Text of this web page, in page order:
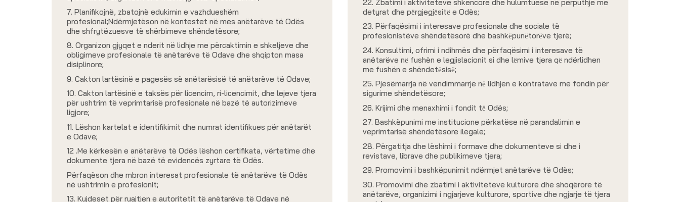
7. Planifikojnë, zbatojnë edukimin e vazhdueshëm
profesional;Ndërmjetëson në kontestet në mes anëtarëve të Odës
dhe shfrytëzuesve të shërbimeve shëndetësore;
8. Organizon gjyqet e nderit në lidhje me përcaktimin e shkeljeve dhe
obligimeve profesionale të anëtarëve të Odave dhe shqipton masa
disiplinore;
9. Cakton lartësinë e pagesës së anëtarësisë të anëtarëve të Odave;
10. Cakton lartësinë e taksës për licencim, ri-licencimit, dhe lejeve tjera
për ushtrim të veprimtarisë profesionale në bazë të autorizimeve
ligjore;
11. Lëshon kartelat e identifikimit dhe numrat identifikues për anëtarët
e Odave;
12 .Me kërkesën e anëtarëve të Odës lëshon certifikata, vërtetime dhe
dokumente tjera në bazë të evidencës zyrtare të Odës.
Përfaqëson dhe mbron interesat profesionale të anëtarëve të Odës
në ushtrimin e profesionit;
13. Kujdeset për ruajtjen e autoritetit të anëtarëve të Odave në
22. Zbatimi i aktiviteteve shkencore dhe hulumtuese në përputhje me
detyrat dhe pёrgjegjёsitё e Odës;
23. Përfaqësimi i interesave profesionale dhe sociale të
profesionistëve shëndetësorë dhe bashkёpunёtorёve tjerë;
24. Konsultimi, ofrimi i ndihmës dhe përfaqësimi i interesave të
anëtarëve nё fushën e legjislacionit si dhe lёmive tjera qё ndërlidhen
me fushën e shëndetёsisё;
25. Pjesëmarrja në vendimmarrje nё lidhjen e kontratave me fondin për
sigurime shëndetësore;
26. Krijimi dhe menaxhimi i fondit tё Odës;
27. Bashkëpunimi me institucione përkatëse në parandalimin e
veprimtarisë shëndetësore ilegale;
28. Përgatitja dhe lëshimi i formave dhe dokumenteve si dhe i
revistave, librave dhe publikimeve tjera;
29. Promovimi i bashkëpunimit ndërmjet anëtarëve të Odës;
30. Promovimi dhe zbatimi i aktiviteteve kulturore dhe shoqërore të
anëtarëve, organizimi i ngjarjeve kulturore, sportive dhe ngjarje të tjera